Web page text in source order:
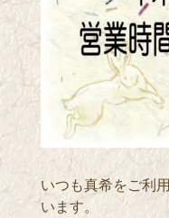
いつも真希をご利
います。